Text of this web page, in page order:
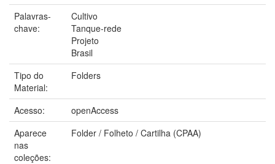
Palavras-
chave:
Cultivo
Tanque-rede
Projeto
Brasil
Tipo do
Material:
Folders
Acesso:
openAccess
Aparece
nas
coleções:
Folder / Folheto / Cartilha (CPAA)